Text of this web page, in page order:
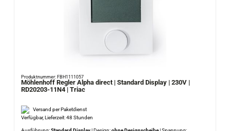
Produktnummer: FBH1111057
Möhlenhoff Regler Alpha direct | Standard Display | 230V |
RD20203-11N4 | Triac
Versand per Paketdienst
Verfügbar, Lieferzeit: 48 Stunden